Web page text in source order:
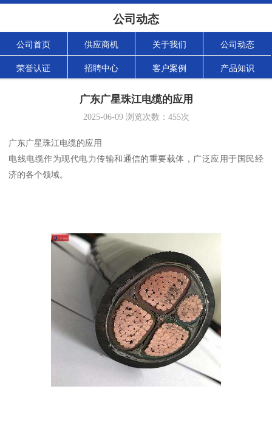
公司动态
公司首页 供应商机 关于我们 公司动态
荣誉认证 招聘中心 客户案例 产品知识
广东广星珠江电缆的应用
2025-06-09浏览次数： 455次
广东广星珠江电缆的应用
电线电缆作为现代电力传输和通信的重要载体，广泛应用于国民经
济的各个领域。